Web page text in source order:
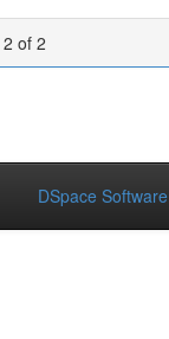
of 2
DSpace Software